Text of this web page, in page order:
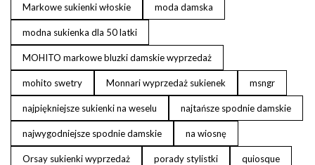
Markowe sukienki włoskie moda damska
modna sukienka dla 50 latki
MOHITO markowe bluzki damskie wyprzedaż
mohito swetry Monnari wyprzedaż sukienek msngr
najpiękniejsze sukienki na weselu najtańsze spodnie damskie
najwygodniejsze spodnie damskie na wiosnę
Orsay sukienki wyprzedaż porady stylistki quiosque